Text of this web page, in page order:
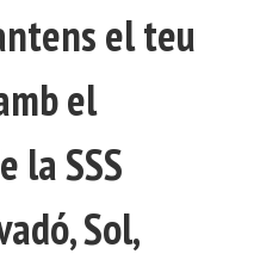
el teu
el
la SSS
Sol,